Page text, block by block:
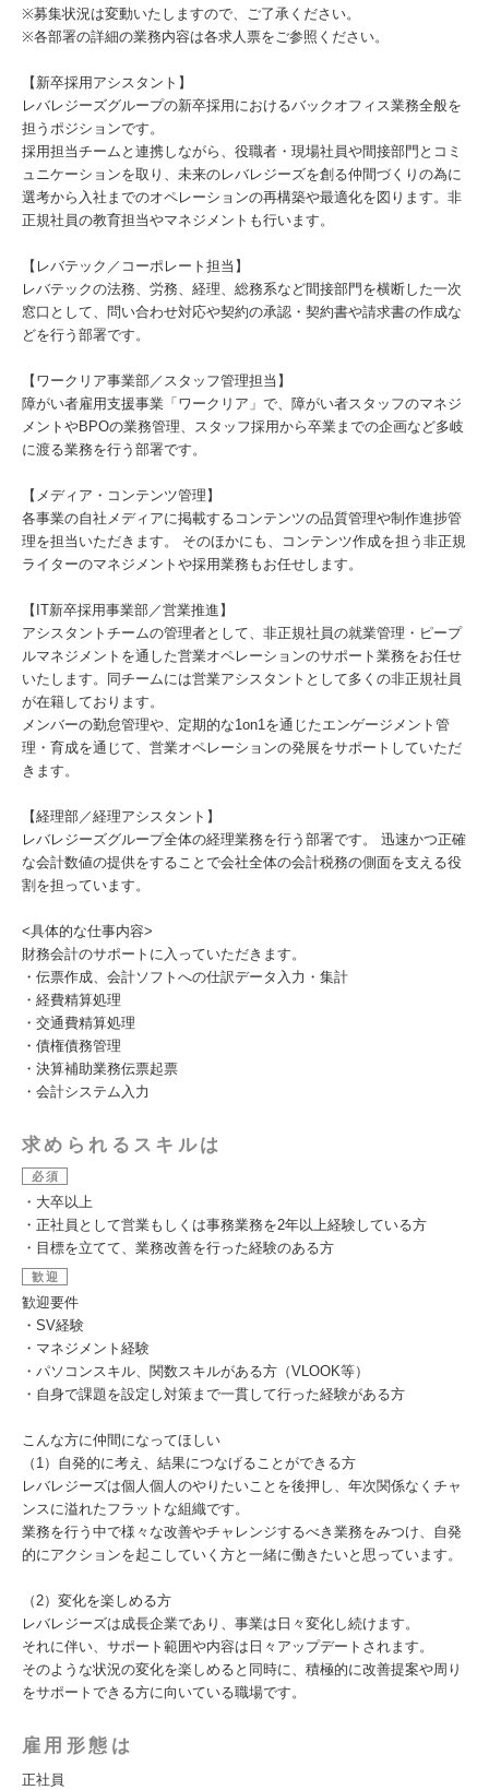
※募集状況は変動いたしますので、ご了承ください。
※各部署の詳細の業務内容は各求人票をご参照ください。
【新卒採用アシスタント】
レバレジーズグループの新卒採用におけるバックオフィス業務全般を
担うポジションです。
採用担当チームと連携しながら、役職者・現場社員や間接部門とコミ
ュニケーションを取り、未来のレバレジーズを創る仲間づくりの為に
選考から入社までのオペレーションの再構築や最適化を図ります。非
正規社員の教育担当やマネジメントも行います。
【レバテック／コーポレート担当】
レバテックの法務、労務、経理、総務系など間接部門を横断した一次
窓口として、問い合わせ対応や契約の承認・契約書や請求書の作成な
どを行う部署です。
【ワークリア事業部／スタッフ管理担当】
障がい者雇⽤⽀援事業「ワークリア」で、障がい者スタッフのマネジ
メントやBPOの業務管理、スタッフ採用から卒業までの企画など多岐
に渡る業務を行う部署です。
【メディア・コンテンツ管理】
各事業の自社メディアに掲載するコンテンツの品質管理や制作進捗管
理を担当いただきます。 そのほかにも、コンテンツ作成を担う非正規
ライターのマネジメントや採用業務もお任せします。
【IT新卒採用事業部／営業推進】
アシスタントチームの管理者として、非正規社員の就業管理・ピープ
ルマネジメントを通した営業オペレーションのサポート業務をお任せ
いたします。同チームには営業アシスタントとして多くの非正規社員
が在籍しております。
メンバーの勤怠管理や、定期的な1on1を通じたエンゲージメント管
理・育成を通じて、営業オペレーションの発展をサポートしていただ
きます。
【経理部／経理アシスタント】
レバレジーズグループ全体の経理業務を行う部署です。 迅速かつ正確
な会計数値の提供をすることで会社全体の会計税務の側面を支える役
割を担っています。
<具体的な仕事内容>
財務会計のサポートに入っていただきます。
・伝票作成、会計ソフトへの仕訳データ入力・集計
・経費精算処理
・交通費精算処理
・債権債務管理
・決算補助業務伝票起票
・会計システム入力
求められるスキルは
必須
・大卒以上
・正社員として営業もしくは事務業務を2年以上経験している方
・目標を立てて、業務改善を行った経験のある方
歓迎
歓迎要件
・SV経験
・マネジメント経験
・パソコンスキル、関数スキルがある方（VLOOK等）
・自身で課題を設定し対策まで一貫して行った経験がある方
こんな方に仲間になってほしい
（1）自発的に考え、結果につなげることができる方
レバレジーズは個人個人のやりたいことを後押し、年次関係なくチャ
ンスに溢れたフラットな組織です。
業務を行う中で様々な改善やチャレンジするべき業務をみつけ、自発
的にアクションを起こしていく方と一緒に働きたいと思っています。
（2）変化を楽しめる方
レバレジーズは成長企業であり、事業は日々変化し続けます。
それに伴い、サポート範囲や内容は日々アップデートされます。
そのような状況の変化を楽しめると同時に、積極的に改善提案や周り
をサポートできる方に向いている職場です。
雇用形態は
正社員